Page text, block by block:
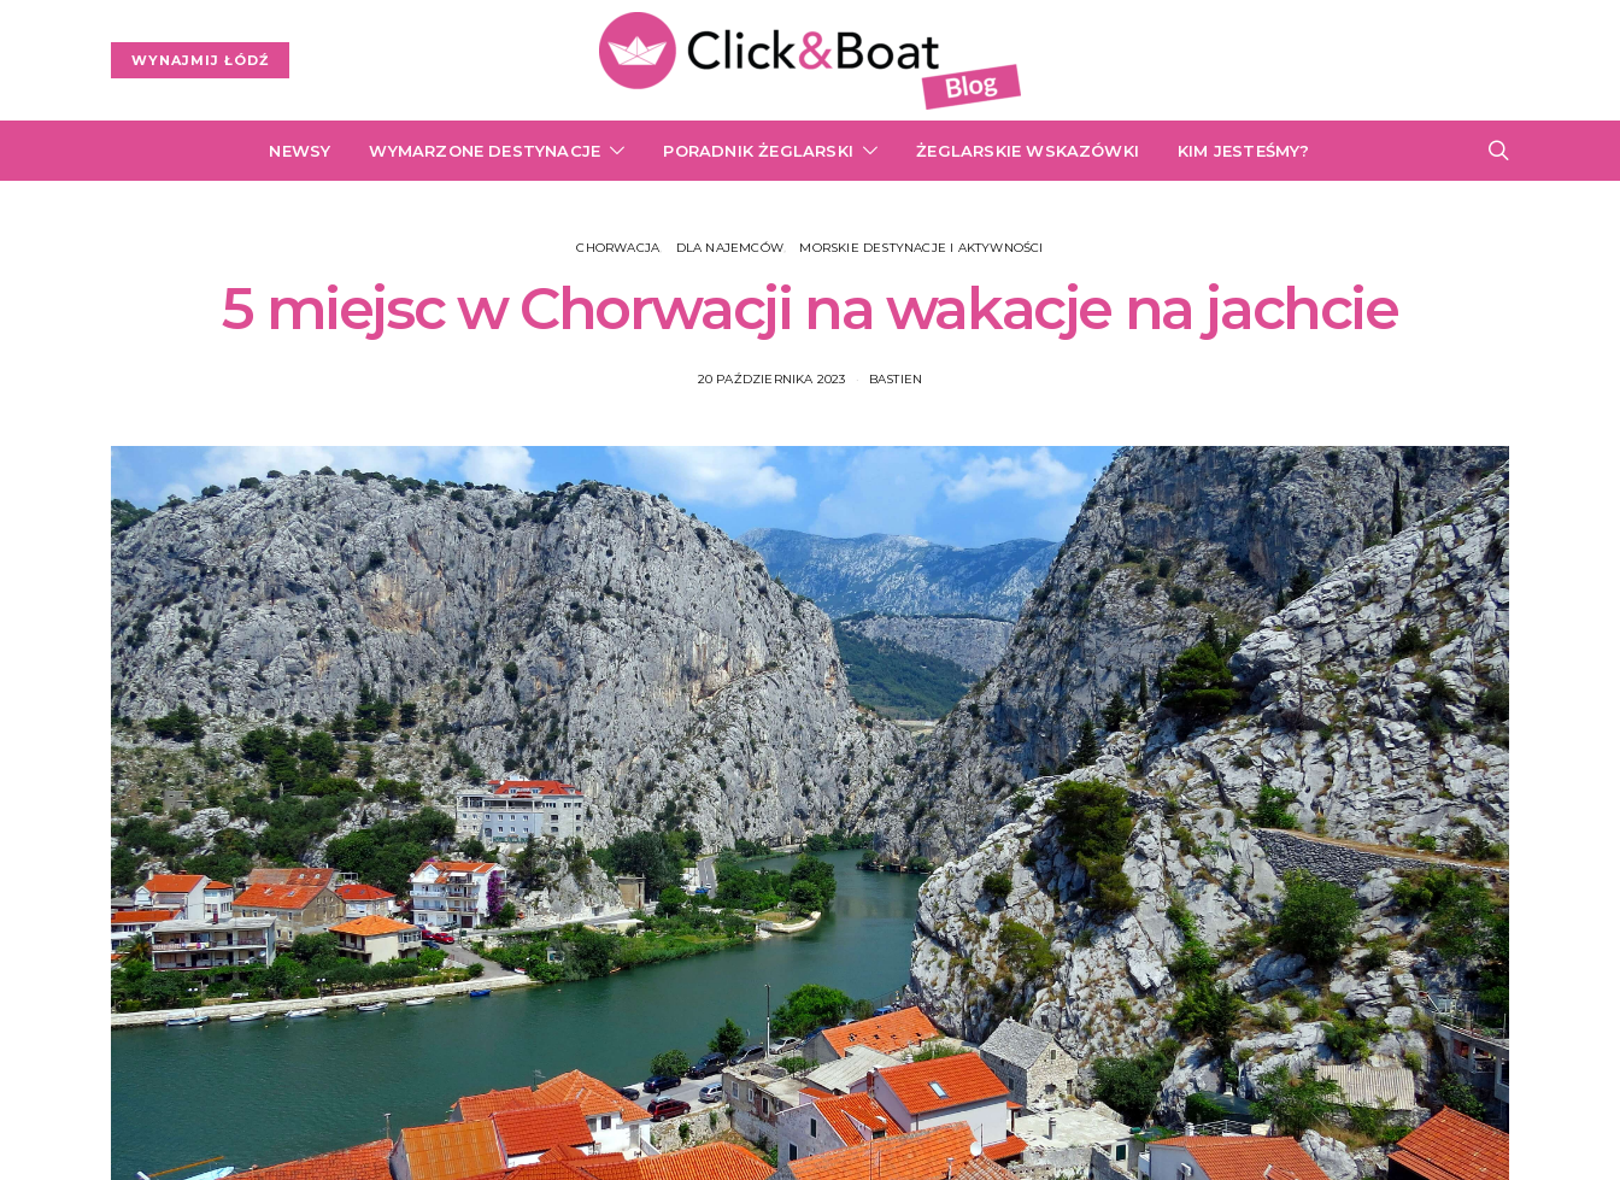
WYNAJMIJ ŁÓDŹ
NEWSY WYMARZONE DESTYNACJE PORADNIK ŻEGLARSKI ŻEGLARSKIE WSKAZÓWKI KIM JESTEŚMY?
CHORWACJA DLA NAJEMCÓW MORSKIE DESTYNACJE I AKTYWNOŚCI
5 miejsc w Chorwacji na wakacje na jachcie
20 PAŹDZIERNIKA 2023 BASTIEN